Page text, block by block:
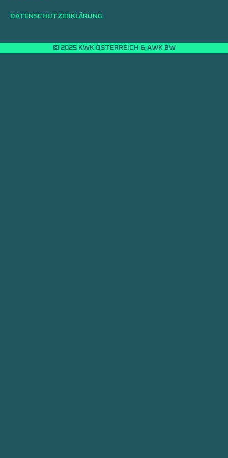
DATENSCHUTZERKLÄRUNG
© 2025 KWK ÖSTERREICH & AWK BW